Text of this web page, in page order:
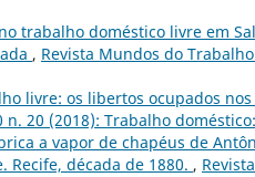
trabalho doméstico livre em
, Revista Mundos do
livre: os libertos ocupados
n. 20 (2018): Trabalho
a vapor de chapéus de
década de 1880. ,